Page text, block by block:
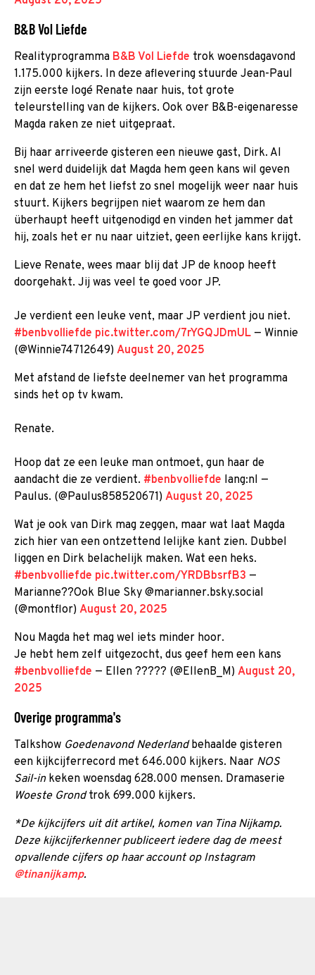
B&B Vol Liefde
Realityprogramma B&B Vol Liefde trok woensdagavond
1.175.000 kijkers. In deze aflevering stuurde Jean-Paul
zijn eerste logé Renate naar huis, tot grote
teleurstelling van de kijkers. Ook over B&B-eigenaresse
Magda raken ze niet uitgepraat.
Bij haar arriveerde gisteren een nieuwe gast, Dirk. Al
snel werd duidelijk dat Magda hem geen kans wil geven
en dat ze hem het liefst zo snel mogelijk weer naar huis
stuurt. Kijkers begrijpen niet waarom ze hem dan
überhaupt heeft uitgenodigd en vinden het jammer dat
hij, zoals het er nu naar uitziet, geen eerlijke kans krijgt.
Lieve Renate, wees maar blij dat JP de knoop heeft
doorgehakt. Jij was veel te goed voor JP.
Je verdient een leuke vent, maar JP verdient jou niet.
#benbvolliefde pic.twitter.com/7rYGQJDmUL — Winnie
(@Winnie74712649) August 20, 2025
Met afstand de liefste deelnemer van het programma
sinds het op tv kwam.
Renate.
Hoop dat ze een leuke man ontmoet, gun haar de
aandacht die ze verdient. #benbvolliefde lang:nl —
Paulus. (@Paulus858520671) August 20, 2025
Wat je ook van Dirk mag zeggen, maar wat laat Magda
zich hier van een ontzettend lelijke kant zien. Dubbel
liggen en Dirk belachelijk maken. Wat een heks.
#benbvolliefde pic.twitter.com/YRDBbsrfB3 —
Marianne??Ook Blue Sky @marianner.bsky.social
(@montflor) August 20, 2025
Nou Magda het mag wel iets minder hoor.
Je hebt hem zelf uitgezocht, dus geef hem een kans
#benbvolliefde — Ellen ????? (@EllenB_M) August 20,
2025
Overige programma's
Talkshow Goedenavond Nederlandbehaalde gisteren
een kijkcijferrecord met 646.000 kijkers. Naar NOS
Sail-inkeken woensdag 628.000 mensen. Dramaserie
Woeste Grondtrok 699.000 kijkers.
*De kijkcijfers uit dit artikel, komen van Tina Nijkamp.
Deze kijkcijferkenner publiceert iedere dag de meest
opvallende cijfers op haar account op Instagram
@tinanijkamp.